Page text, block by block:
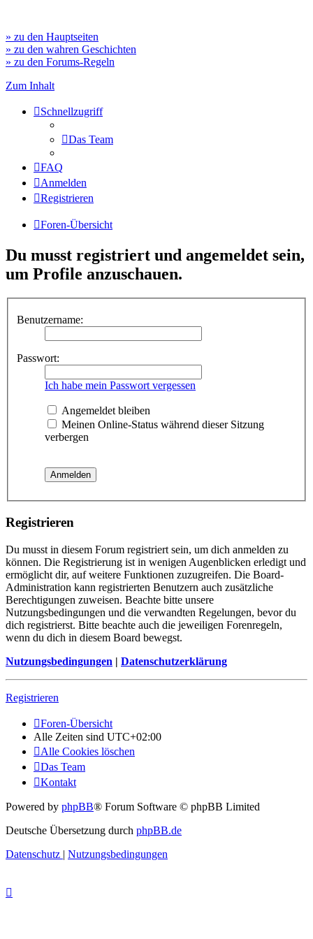
» zu den Hauptseiten
» zu den wahren Geschichten
» zu den Forums-Regeln
Zum Inhalt
Schnellzugriff
Das Team
FAQ
Anmelden
Registrieren
Foren-Übersicht
Du musst registriert und angemeldet sein,
um Profile anzuschauen.
Benutzername:
Passwort:
Ich habe mein Passwort vergessen
Angemeldet bleiben
Meinen Online-Status während dieser Sitzung
verbergen
Registrieren
Du musst in diesem Forum registriert sein, um dich anmelden zu
können. Die Registrierung ist in wenigen Augenblicken erledigt und
ermöglicht dir, auf weitere Funktionen zuzugreifen. Die Board-
Administration kann registrierten Benutzern auch zusätzliche
Berechtigungen zuweisen. Beachte bitte unsere
Nutzungsbedingungen und die verwandten Regelungen, bevor du
dich registrierst. Bitte beachte auch die jeweiligen Forenregeln,
wenn du dich in diesem Board bewegst.
Nutzungsbedingungen | Datenschutzerklärung
Registrieren
Foren-Übersicht
Alle Zeiten sind UTC+02:00
Alle Cookies löschen
Das Team
Kontakt
Powered by phpBB® Forum Software © phpBB Limited
Deutsche Übersetzung durch phpBB.de
Datenschutz | Nutzungsbedingungen